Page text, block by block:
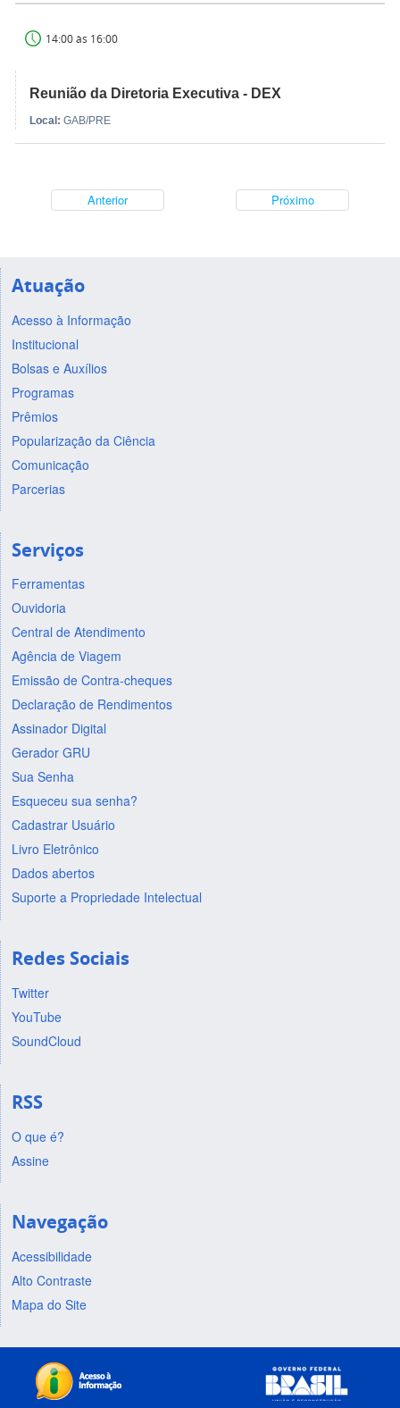
14:00 às 16:00
Reunião da Diretoria Executiva - DEX
Local: GAB/PRE
Anterior Próximo
Atuação
Acesso à Informação
Institucional
Bolsas e Auxílios
Programas
Prêmios
Popularização da Ciência
Comunicação
Parcerias
Serviços
Ferramentas
Ouvidoria
Central de Atendimento
Agência de Viagem
Emissão de Contra-cheques
Declaração de Rendimentos
Assinador Digital
Gerador GRU
Sua Senha
Esqueceu sua senha?
Cadastrar Usuário
Livro Eletrônico
Dados abertos
Suporte a Propriedade Intelectual
Redes Sociais
Twitter
YouTube
SoundCloud
RSS
O que é?
Assine
Navegação
Acessibilidade
Alto Contraste
Mapa do Site